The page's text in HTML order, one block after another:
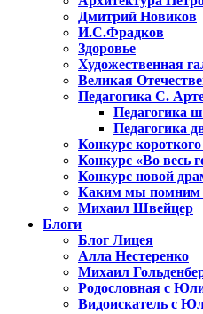
Дмитрий Новиков
И.С.Фрадков
Здоровье
Художественная
Великая
Педагогика С.
Педагогика
Педагогика
Конкурс
Конкурс «Во весь
Конкурс новой
Каким мы помним
Михаил Швейцер
Блоги
Блог Лицея
Алла Нестеренко
Михаил
Родословная с
Видоискатель с